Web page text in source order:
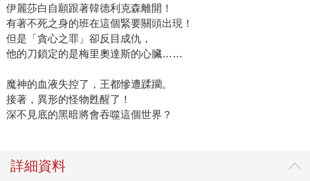
伊麗莎白自願跟著韓德利克森離開！
有著不死之身的班在這個緊要關頭出現！
但是「貪心之罪」卻反目成仇，
他的刀鎖定的是梅里奧達斯的心臟……
魔神的血液失控了，王都慘遭蹂躪。
接著，異形的怪物甦醒了！
深不見底的黑暗將會吞噬這個世界？
詳細資料